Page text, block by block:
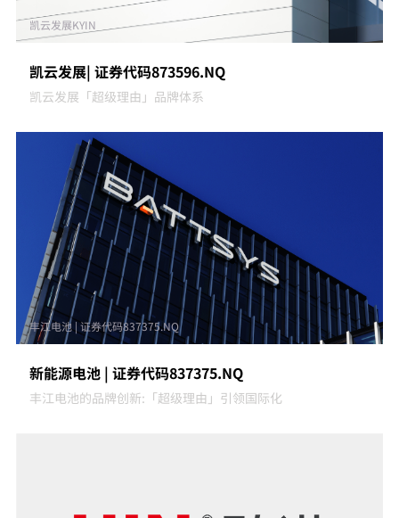
凯云发展KYIN
凯云发展| 证券代码873596.NQ
凯云发展「超级理由」品牌体系
丰江电池 | 证券代码837375.NQ
新能源电池 | 证券代码837375.NQ
丰江电池的品牌创新:「超级理由」引领国际化